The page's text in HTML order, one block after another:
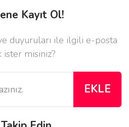
Kayıt Ol!
duyuruları ile ilgili e-posta
ister misiniz?
EKLE